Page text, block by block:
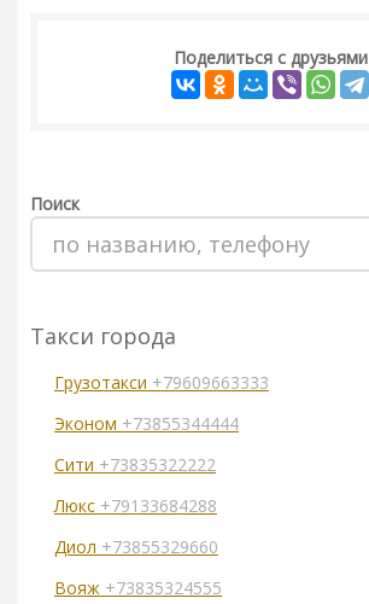
Поделиться с друзьями
Поиск
Такси города
Грузотакси +79609663333
Эконом +73855344444
Сити +73835322222
Люкс +79133684288
Диол +73855329660
Вояж +73835324555